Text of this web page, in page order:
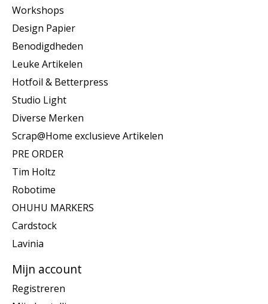
Workshops
Design Papier
Benodigdheden
Leuke Artikelen
Hotfoil & Betterpress
Studio Light
Diverse Merken
Scrap@Home exclusieve Artikelen
PRE ORDER
Tim Holtz
Robotime
OHUHU MARKERS
Cardstock
Lavinia
Mijn account
Registreren